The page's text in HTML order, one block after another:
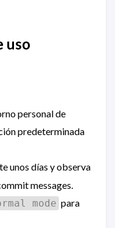
uso
personal de
predeterminada
unos días y observa
messages.
mode para